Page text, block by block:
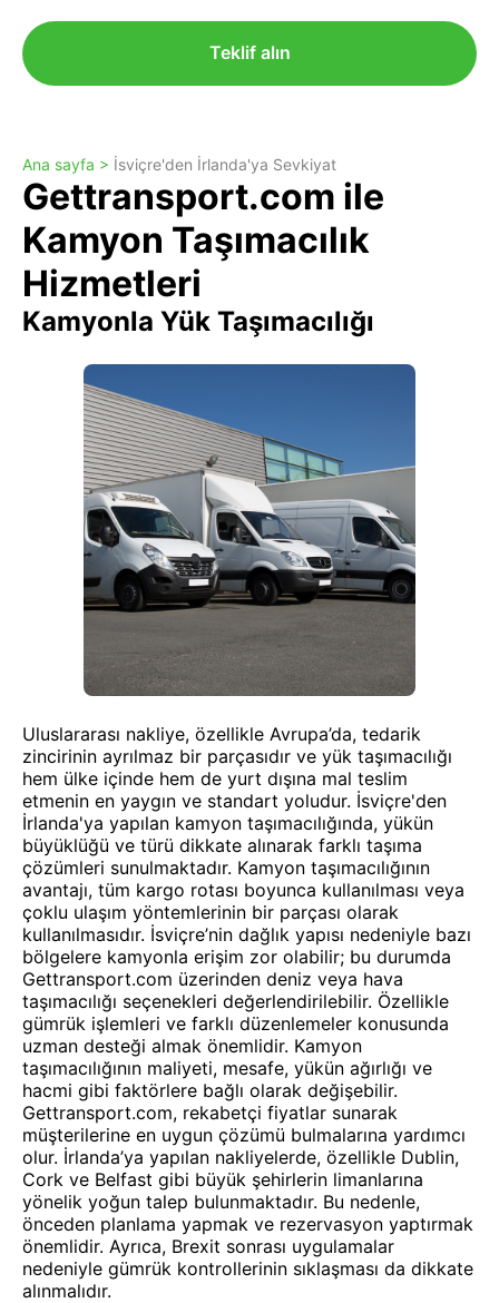
Teklif alın
Ana sayfa > İsviçre'den İrlanda'ya Sevkiyat
Gettransport.com ile
Kamyon Taşımacılık
Hizmetleri
Kamyonla Yük Taşımacılığı
Uluslararası nakliye, özellikle Avrupa’da, tedarik
zincirinin ayrılmaz bir parçasıdır ve yük taşımacılığı
hem ülke içinde hem de yurt dışına mal teslim
etmenin en yaygın ve standart yoludur. İsviçre'den
İrlanda'ya yapılan kamyon taşımacılığında, yükün
büyüklüğü ve türü dikkate alınarak farklı taşıma
çözümleri sunulmaktadır. Kamyon taşımacılığının
avantajı, tüm kargo rotası boyunca kullanılması veya
çoklu ulaşım yöntemlerinin bir parçası olarak
kullanılmasıdır. İsviçre’nin dağlık yapısı nedeniyle bazı
bölgelere kamyonla erişim zor olabilir; bu durumda
Gettransport.com üzerinden deniz veya hava
taşımacılığı seçenekleri değerlendirilebilir. Özellikle
gümrük işlemleri ve farklı düzenlemeler konusunda
uzman desteği almak önemlidir. Kamyon
taşımacılığının maliyeti, mesafe, yükün ağırlığı ve
hacmi gibi faktörlere bağlı olarak değişebilir.
Gettransport.com, rekabetçi fiyatlar sunarak
müşterilerine en uygun çözümü bulmalarına yardımcı
olur. İrlanda’ya yapılan nakliyelerde, özellikle Dublin,
Cork ve Belfast gibi büyük şehirlerin limanlarına
yönelik yoğun talep bulunmaktadır. Bu nedenle,
önceden planlama yapmak ve rezervasyon yaptırmak
önemlidir. Ayrıca, Brexit sonrası uygulamalar
nedeniyle gümrük kontrollerinin sıklaşması da dikkate
alınmalıdır.